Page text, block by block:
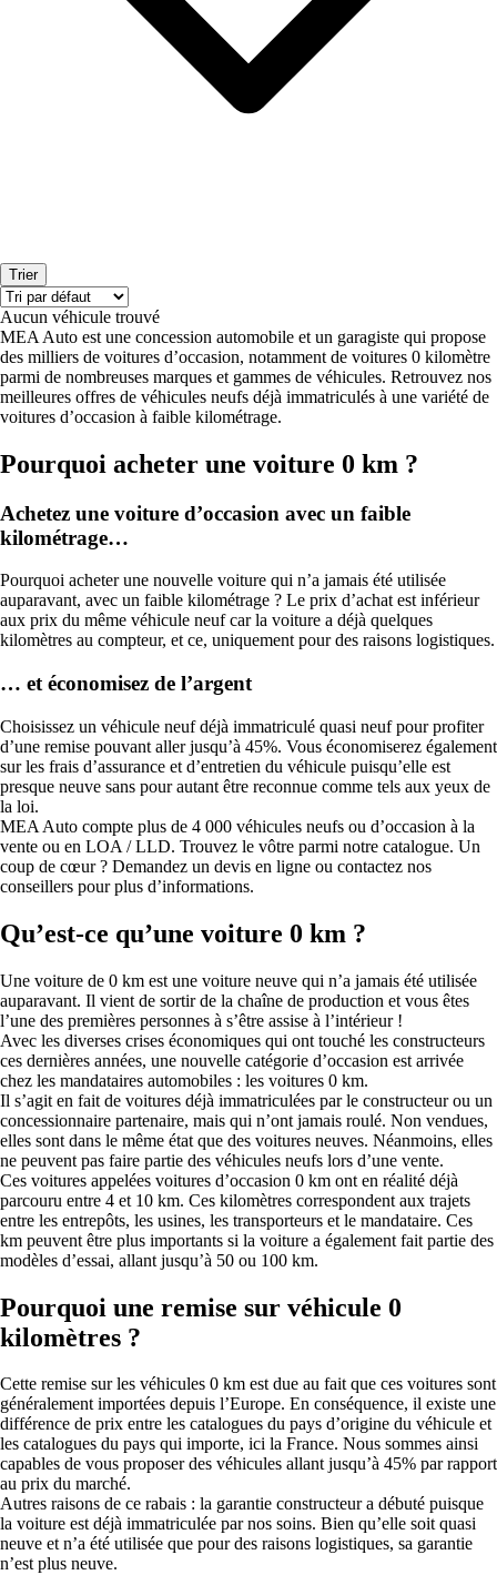
Trier
Aucun véhicule trouvé
MEA Auto est une concession automobile et un garagiste qui propose
des milliers de voitures d’occasion, notamment de voitures 0 kilomètre
parmi de nombreuses marques et gammes de véhicules. Retrouvez nos
meilleures offres de véhicules neufs déjà immatriculés à une variété de
voitures d’occasion à faible kilométrage.
Pourquoi acheter une voiture 0 km ?
Achetez une voiture d’occasion avec un faible
kilométrage…
Pourquoi acheter une nouvelle voiture qui n’a jamais été utilisée
auparavant, avec un faible kilométrage ? Le prix d’achat est inférieur
aux prix du même véhicule neuf car la voiture a déjà quelques
kilomètres au compteur, et ce, uniquement pour des raisons logistiques.
… et économisez de l’argent
Choisissez un véhicule neuf déjà immatriculé quasi neuf pour profiter
d’une remise pouvant aller jusqu’à 45%. Vous économiserez également
sur les frais d’assurance et d’entretien du véhicule puisqu’elle est
presque neuve sans pour autant être reconnue comme tels aux yeux de
la loi.
MEA Auto compte plus de 4 000 véhicules neufs ou d’occasion à la
vente ou en LOA / LLD. Trouvez le vôtre parmi notre catalogue. Un
coup de cœur ? Demandez un devis en ligne ou contactez nos
conseillers pour plus d’informations.
Qu’est-ce qu’une voiture 0 km ?
Une voiture de 0 km est une voiture neuve qui n’a jamais été utilisée
auparavant. Il vient de sortir de la chaîne de production et vous êtes
l’une des premières personnes à s’être assise à l’intérieur !
Avec les diverses crises économiques qui ont touché les constructeurs
ces dernières années, une nouvelle catégorie d’occasion est arrivée
chez les mandataires automobiles : les voitures 0 km.
Il s’agit en fait de voitures déjà immatriculées par le constructeur ou un
concessionnaire partenaire, mais qui n’ont jamais roulé. Non vendues,
elles sont dans le même état que des voitures neuves. Néanmoins, elles
ne peuvent pas faire partie des véhicules neufs lors d’une vente.
Ces voitures appelées voitures d’occasion 0 km ont en réalité déjà
parcouru entre 4 et 10 km. Ces kilomètres correspondent aux trajets
entre les entrepôts, les usines, les transporteurs et le mandataire. Ces
km peuvent être plus importants si la voiture a également fait partie des
modèles d’essai, allant jusqu’à 50 ou 100 km.
Pourquoi une remise sur véhicule 0
kilomètres ?
Cette remise sur les véhicules 0 km est due au fait que ces voitures sont
généralement importées depuis l’Europe. En conséquence, il existe une
différence de prix entre les catalogues du pays d’origine du véhicule et
les catalogues du pays qui importe, ici la France. Nous sommes ainsi
capables de vous proposer des véhicules allant jusqu’à 45% par rapport
au prix du marché.
Autres raisons de ce rabais : la garantie constructeur a débuté puisque
la voiture est déjà immatriculée par nos soins. Bien qu’elle soit quasi
neuve et n’a été utilisée que pour des raisons logistiques, sa garantie
n’est plus neuve.